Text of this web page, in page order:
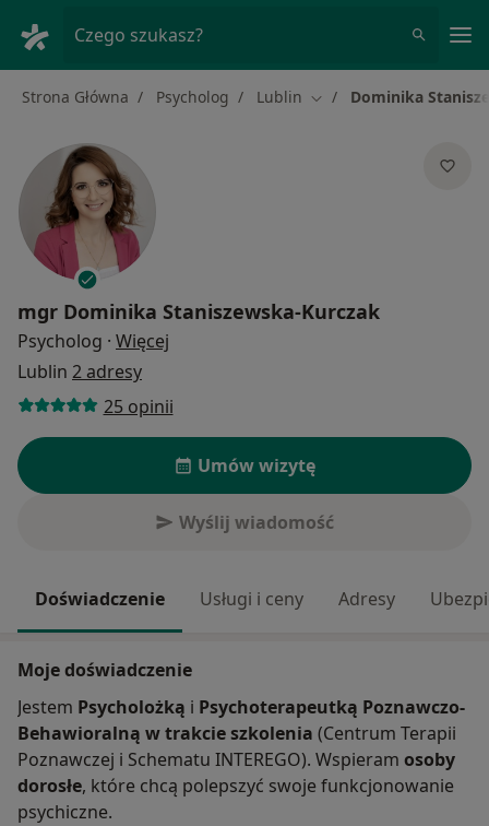
Czego szukasz?
Strona Główna Psycholog Lublin Zmień miasto
Dominika
mgr Dominika Staniszewska-Kurczak
Psycholog · Więcej
Lublin 2 adresy
25 opinii
Umów wizytę
Wyślij wiadomość
Doświadczenie Usługi i ceny Adresy
Moje doświadczenie
Jestem Psycholożką i Psychoterapeutką Poznawczo-
Behawioralną w trakcie szkolenia (Centrum Terapii
Poznawczej i Schematu INTEREGO). Wspieram osoby
dorosłe, które chcą polepszyć swoje funkcjonowanie
psychiczne.